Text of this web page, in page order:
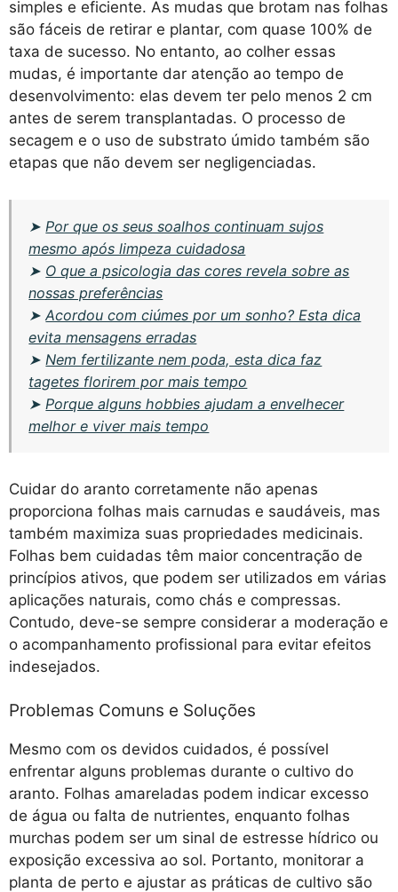
simples e eficiente. As mudas que brotam nas folhas
são fáceis de retirar e plantar, com quase 100% de
taxa de sucesso. No entanto, ao colher essas
mudas, é importante dar atenção ao tempo de
desenvolvimento: elas devem ter pelo menos 2 cm
antes de serem transplantadas. O processo de
secagem e o uso de substrato úmido também são
etapas que não devem ser negligenciadas.
➤ Por que os seus soalhos continuam sujos
mesmo após limpeza cuidadosa
➤ O que a psicologia das cores revela sobre as
nossas preferências
➤Acordou com ciúmes por um sonho? Esta dica
evita mensagens erradas
➤ Nem fertilizante nem poda, esta dica faz
tagetes florirem por mais tempo
➤ Porque alguns hobbies ajudam a envelhecer
melhor e viver mais tempo
Cuidar do aranto corretamente não apenas
proporciona folhas mais carnudas e saudáveis, mas
também maximiza suas propriedades medicinais.
Folhas bem cuidadas têm maior concentração de
princípios ativos, que podem ser utilizados em várias
aplicações naturais, como chás e compressas.
Contudo, deve-se sempre considerar a moderação e
o acompanhamento profissional para evitar efeitos
indesejados.
Problemas Comuns e Soluções
Mesmo com os devidos cuidados, é possível
enfrentar alguns problemas durante o cultivo do
aranto. Folhas amareladas podem indicar excesso
de água ou falta de nutrientes, enquanto folhas
murchas podem ser um sinal de estresse hídrico ou
exposição excessiva ao sol. Portanto, monitorar a
planta de perto e ajustar as práticas de cultivo são